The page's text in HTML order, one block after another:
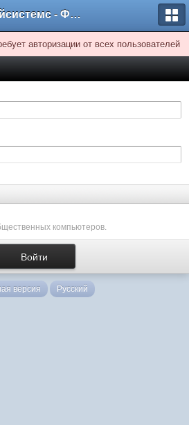
Кейсистемс - Форумы
авторизации от всех пользователей
компьютеров.
версия Русский